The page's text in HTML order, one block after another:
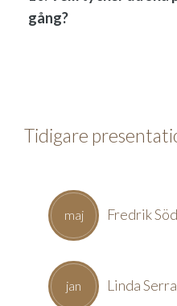
Tidigare
maj Fredrik
jan Linda
gång?